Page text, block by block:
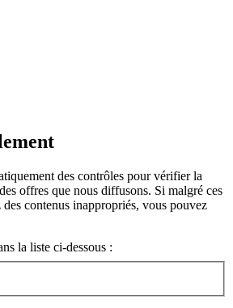
des contrôles pour vérifier la
offres que nous diffusons. Si malgré ces
contenus inappropriés, vous pouvez
la liste ci-dessous :